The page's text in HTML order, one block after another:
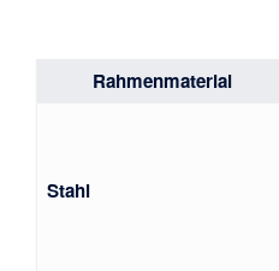
Rahmenmaterial
Stahl